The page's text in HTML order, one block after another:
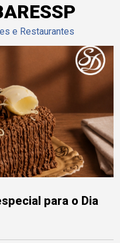
e Restaurantes
para o Dia